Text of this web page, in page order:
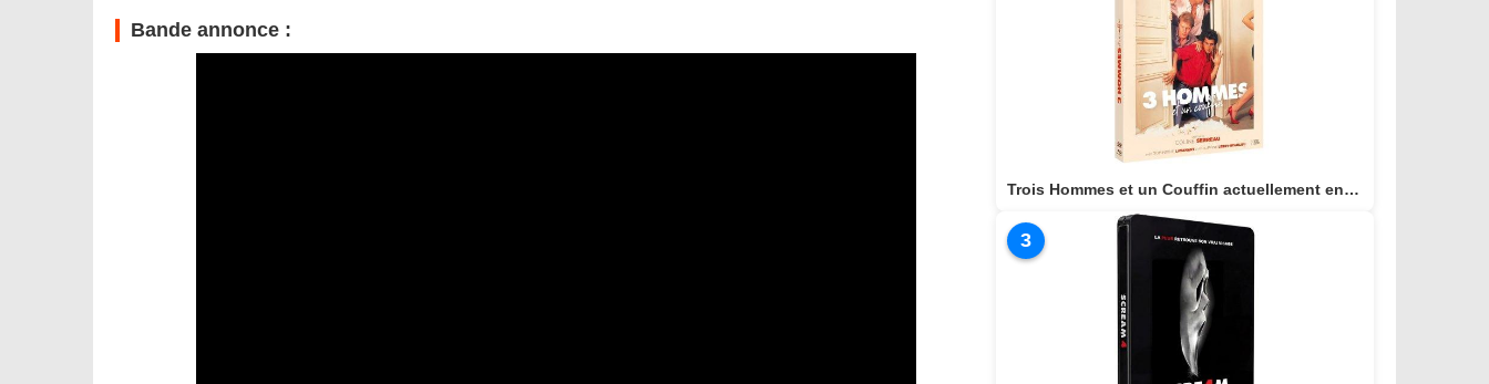
Bande annonce :
Trois Hommes et un Couffin actuellement en combo BLU-RAY/DVD
3